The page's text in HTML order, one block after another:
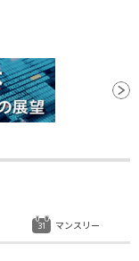
マンスリー